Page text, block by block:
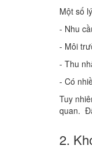
Một số
- Nhu
- Môi
- Thu
- Có
Tuy
quan.
2.